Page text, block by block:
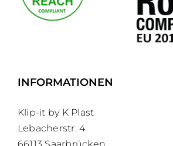
INFORMATIONEN
Klip-it by K Plast
Lebacherstr. 4